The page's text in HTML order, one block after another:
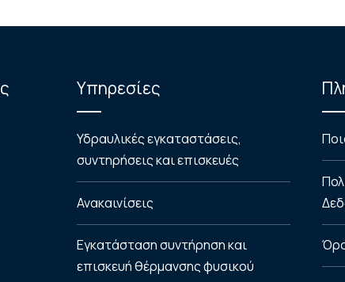
Υπηρεσίες
Υδραυλικές εγκαταστάσεις,
συντηρήσεις και επισκευές
Ανακαινίσεις
Εγκατάσταση συντήρηση και
επισκευή θέρμανσης φυσικού